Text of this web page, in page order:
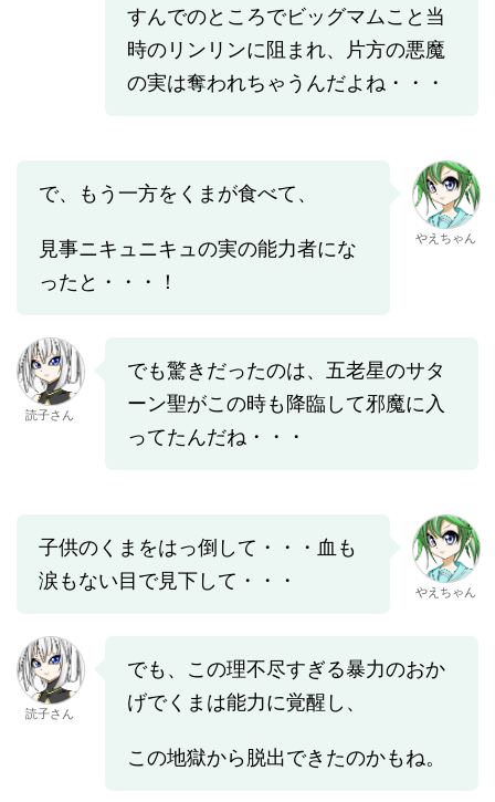
すんでのところでビッグマムこと当
時のリンリンに阻まれ、片方の悪魔
の実は奪われちゃうんだよね・・・
で、もう一方をくまが食べて、
見事ニキュニキュの実の能力者にな
ったと・・・！
やえちゃん
読子さん
でも驚きだったのは、五老星のサタ
ーン聖がこの時も降臨して邪魔に入
ってたんだね・・・
子供のくまをはっ倒して・・・血も
涙もない目で見下して・・・
やえちゃん
読子さん
でも、この理不尽すぎる暴力のおか
げでくまは能力に覚醒し、
この地獄から脱出できたのかもね。